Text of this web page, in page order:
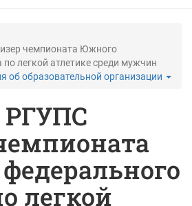
чемпионата Южного
по легкой атлетике среди мужчин
об образовательной организации
РГУПС
легкой